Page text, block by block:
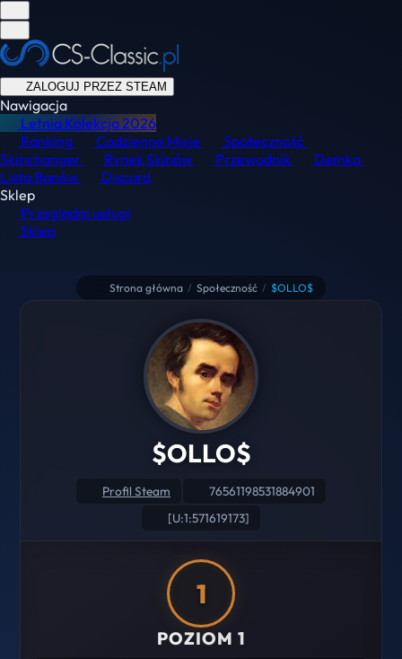
ZALOGUJ PRZEZ STEAM
Nawigacja
Letnia Kolekcja2026
Ranking
Codzienne Misje
Społeczność
Skinchanger
Rynek Skinów Przewodnik
Demka
Lista Banów
Discord
Sklep
Przeglądaj usługi
Sklep
Strona główna / Społeczność / $OLLO$
$OLLO$
Profil Steam
76561198531884901
[U:1:571619173]
1
POZIOM 1